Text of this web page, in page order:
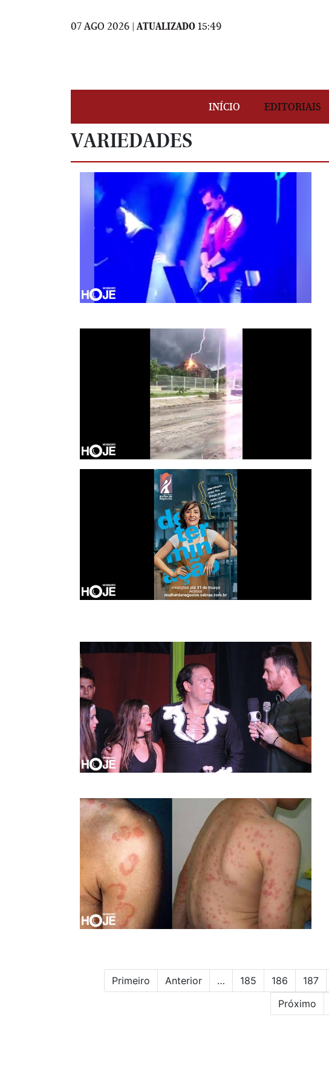
07 AGO 2026 | ATUALIZADO 15:49
INÍCIO EDITORIAIS
VARIEDADES
Primeiro Anterior … 185 186 187
Próximo